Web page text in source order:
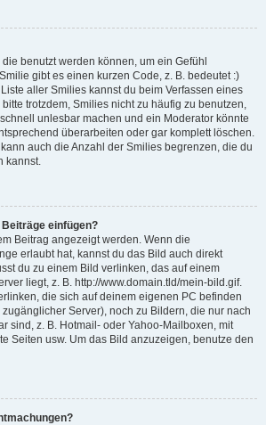
benutzt werden können, um ein Gefühl
gibt es einen kurzen Code, z. B. bedeutet :)
aller Smilies kannst du beim Verfassen eines
trotzdem, Smilies nicht zu häufig zu benutzen,
unlesbar machen und ein Moderator könnte
überarbeiten oder gar komplett löschen.
auch die Anzahl der Smilies begrenzen, die du
kannst.
einfügen?
Beitrag angezeigt werden. Wenn die
erlaubt hat, kannst du das Bild auch direkt
du zu einem Bild verlinken, das auf einem
liegt, z. B. http://www.domain.tld/mein-bild.gif.
die sich auf deinem eigenen PC befinden
Server), noch zu Bildern, die nur nach
sind, z. B. Hotmail- oder Yahoo-Mailboxen, mit
Seiten usw. Um das Bild anzuzeigen, benutze den